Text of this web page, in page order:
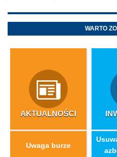
WARTO
AKTUALNOŚCI
Uwaga burze